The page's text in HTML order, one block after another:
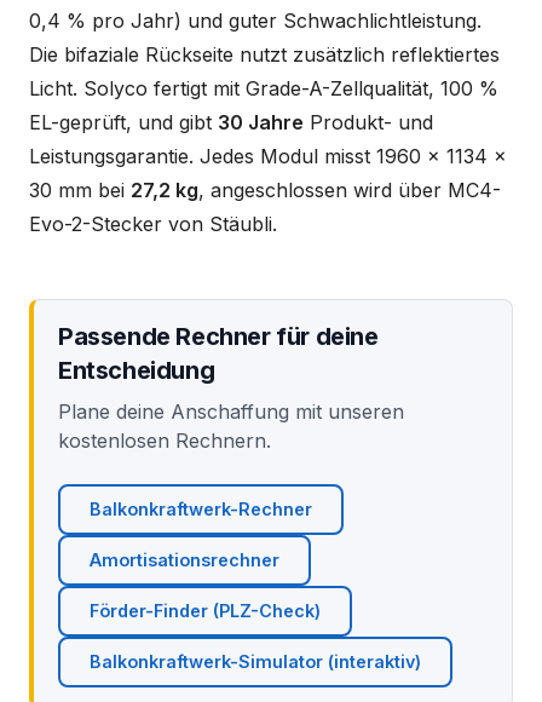
0,4 % pro Jahr) und guter Schwachlichtleistung.
Die bifaziale Rückseite nutzt zusätzlich reflektiertes
Licht. Solyco fertigt mit Grade-A-Zellqualität, 100 %
EL-geprüft, und gibt 30 Jahre Produkt- und
Leistungsgarantie. Jedes Modul misst 1960 x 1134 x
30 mm bei 27,2 kg, angeschlossen wird über MC4-
Evo-2-Stecker von Stäubli.
Passende Rechner für deine
Entscheidung
Plane deine Anschaffung mit unseren
kostenlosen Rechnern.
Balkonkraftwerk-Rechner
Amortisationsrechner
Förder-Finder (PLZ-Check)
Balkonkraftwerk-Simulator (interaktiv)